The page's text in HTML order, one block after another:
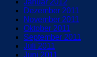
Dezember 2011
November 2011
Oktober 2011
September 2011
Juli 2011
Juni 2011